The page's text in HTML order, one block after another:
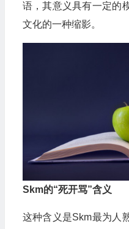
语，其意义具有一定的
文化的一种缩影。
Skm的“死开骂”含义
这种含义是Skm最为人